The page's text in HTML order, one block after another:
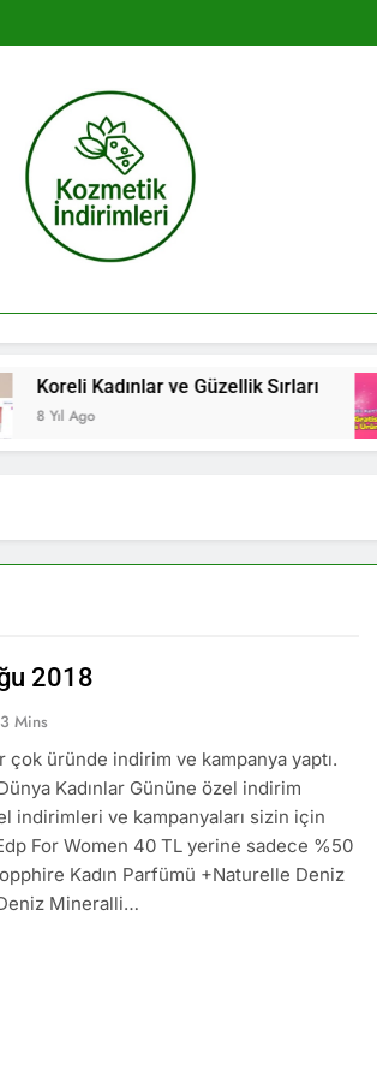
Kozmetik
Koreli Kadınlar ve Güzellik Sırları
8 Yıl Ago
2018
3 Mins
çok üründe indirim ve kampanya yaptı.
Kadınlar Gününe özel indirim
indirimleri ve kampanyaları sizin için
For Women 40 TL yerine sadece %50
Kadın Parfümü +Naturelle Deniz
Mineralli…